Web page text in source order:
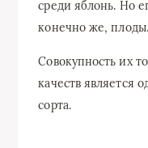
среди яблонь. Но
конечно же, плоды.
Совокупность их
качеств является
сорта.